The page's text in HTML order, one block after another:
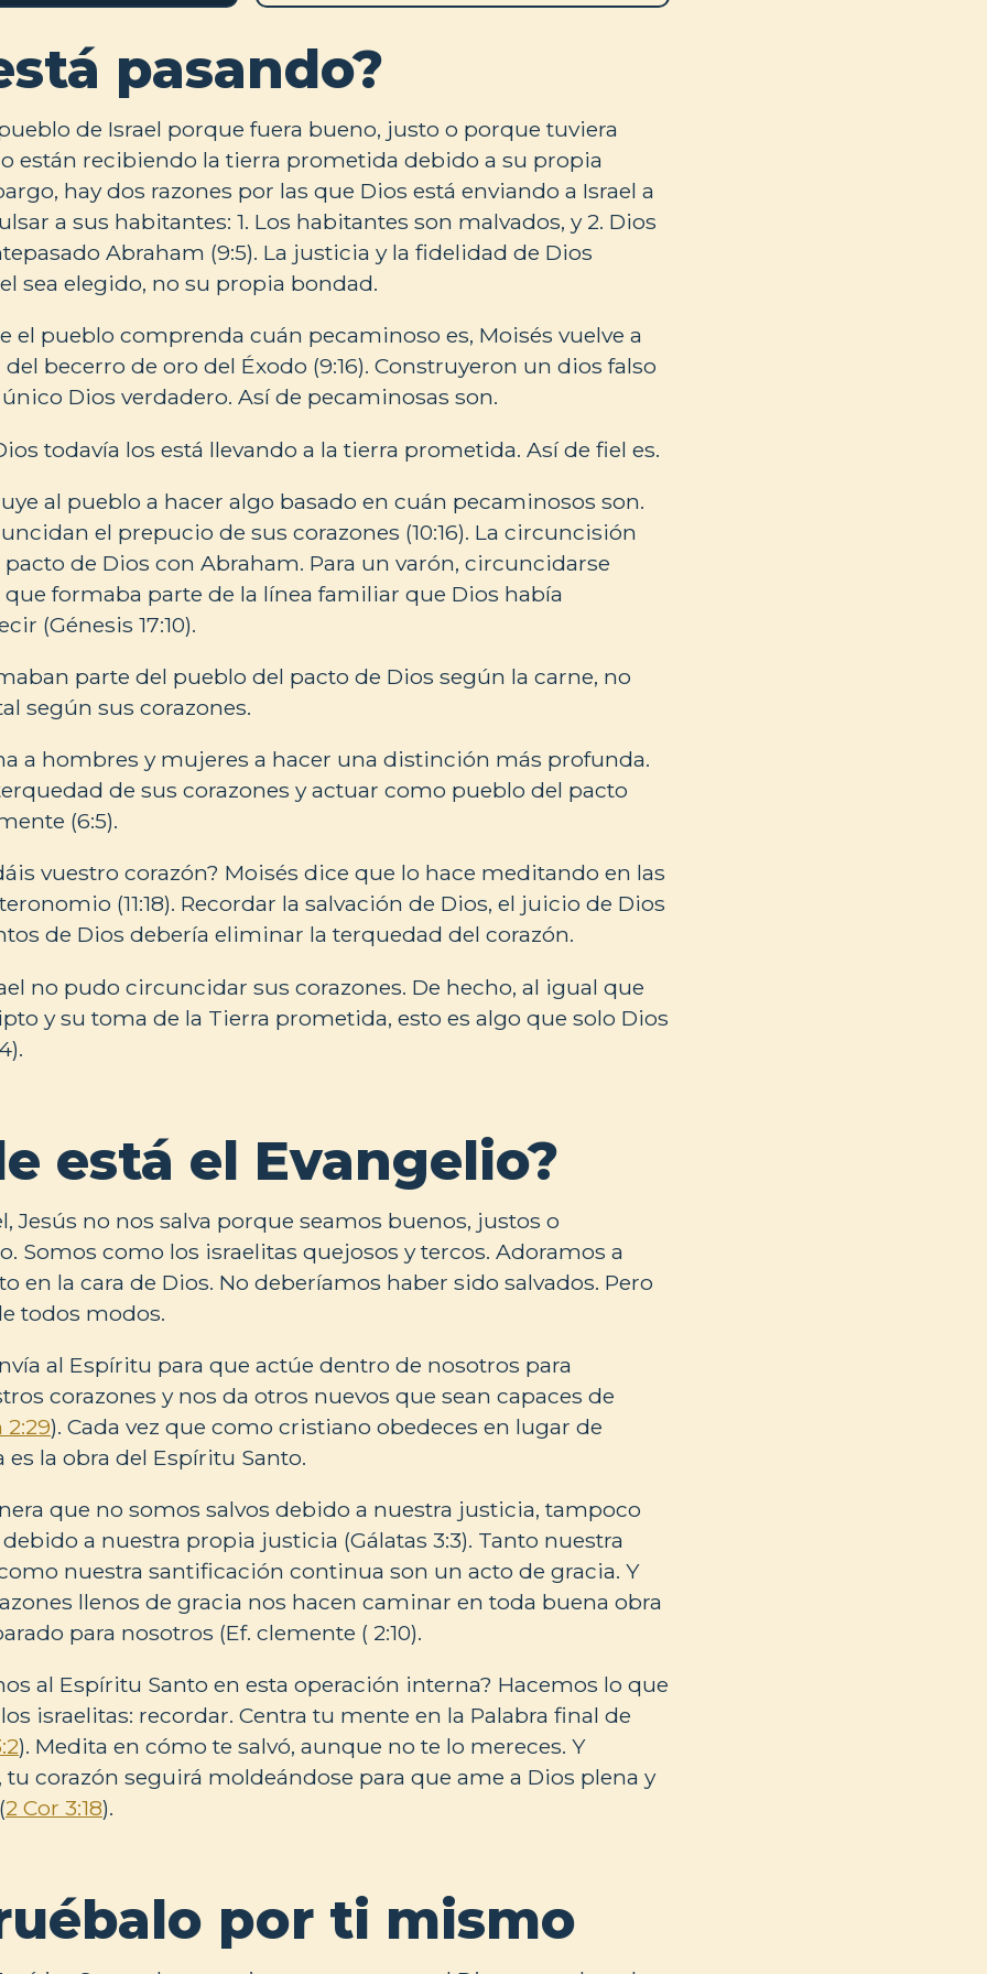
pasando?
de Israel porque fuera bueno, justo o porque tuviera
están recibiendo la tierra prometida debido a su propia
hay dos razones por las que Dios está enviando a Israel a
a sus habitantes: 1. Los habitantes son malvados, y 2. Dios
Abraham (9:5). La justicia y la fidelidad de Dios
sea elegido, no su propia bondad.
el pueblo comprenda cuán pecaminoso es, Moisés vuelve a
becerro de oro del Éxodo (9:16). Construyeron un dios falso
Dios verdadero. Así de pecaminosas son.
todavía los está llevando a la tierra prometida. Así de fiel es.
al pueblo a hacer algo basado en cuán pecaminosos son.
el prepucio de sus corazones (10:16). La circuncisión
pacto de Dios con Abraham. Para un varón, circuncidarse
formaba parte de la línea familiar que Dios había
(Génesis 17:10).
parte del pueblo del pacto de Dios según la carne, no
según sus corazones.
a hombres y mujeres a hacer una distinción más profunda.
de sus corazones y actuar como pueblo del pacto
(6:5).
vuestro corazón? Moisés dice que lo hace meditando en las
(11:18). Recordar la salvación de Dios, el juicio de Dios
de Dios debería eliminar la terquedad del corazón.
no pudo circuncidar sus corazones. De hecho, al igual que
y su toma de la Tierra prometida, esto es algo que solo Dios
está el Evangelio?
Jesús no nos salva porque seamos buenos, justos o
Somos como los israelitas quejosos y tercos. Adoramos a
en la cara de Dios. No deberíamos haber sido salvados. Pero
todos modos.
al Espíritu para que actúe dentro de nosotros para
corazones y nos da otros nuevos que sean capaces de
2:29). Cada vez que como cristiano obedeces en lugar de
es la obra del Espíritu Santo.
que no somos salvos debido a nuestra justicia, tampoco
a nuestra propia justicia (Gálatas 3:3). Tanto nuestra
nuestra santificación continua son un acto de gracia. Y
llenos de gracia nos hacen caminar en toda buena obra
para nosotros (Ef. clemente ( 2:10).
al Espíritu Santo en esta operación interna? Hacemos lo que
israelitas: recordar. Centra tu mente en la Palabra final de
). Medita en cómo te salvó, aunque no te lo mereces. Y
tu corazón seguirá moldeándose para que ame a Dios plena y
2 Cor 3:18).
por ti mismo